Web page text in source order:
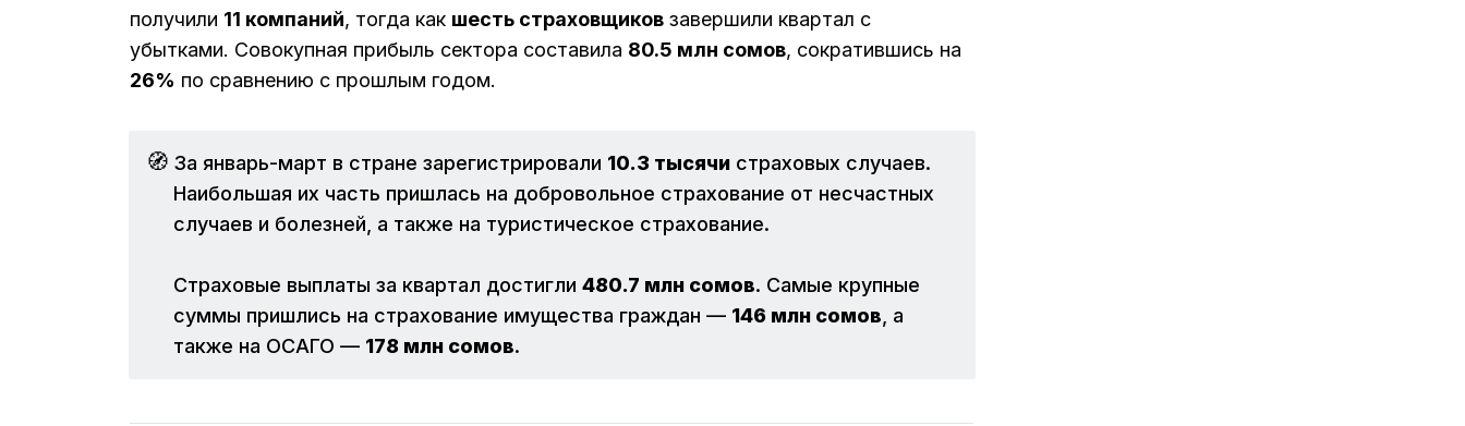
получили 11 компаний, тогда как шесть страховщиков завершили квартал с
убытками. Совокупная прибыль сектора составила 80.5 млн сомов, сократившись на
26% по сравнению с прошлым годом.
🧭 За январь-март в стране зарегистрировали 10.3 тысячистраховых случаев.
Наибольшая их часть пришлась на добровольное страхование от несчастных
случаев и болезней, а также на туристическое страхование.
Страховые выплаты за квартал достигли 480.7 млн сомов. Самые крупные
суммы пришлись на страхование имущества граждан — 146 млн сомов , а
также на ОСАГО — 178 млн сомов.